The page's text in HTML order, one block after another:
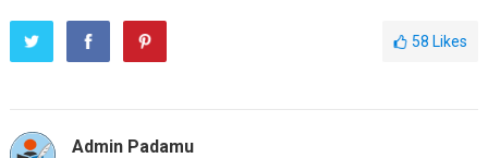
58Likes
Admin Padamu